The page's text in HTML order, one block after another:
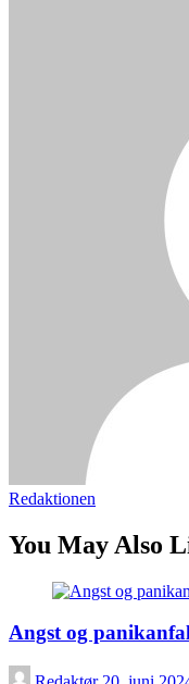
Redaktionen
You May Also
Angst og